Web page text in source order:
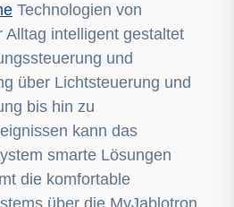
Technologien von
Alltag intelligent gestaltet
und
über Lichtsteuerung und
bis hin zu
kann das
smarte Lösungen
die komfortable